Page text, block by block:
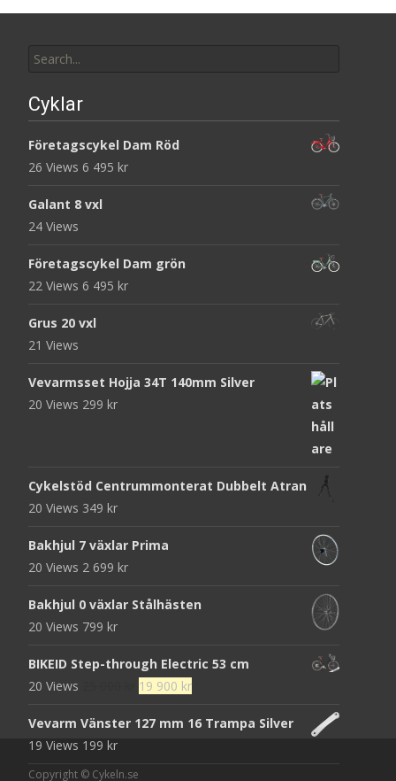
for:
Cyklar
Företagscykel Dam Röd
26 Views 6 495 kr
Galant 8 vxl
24 Views
Företagscykel Dam grön
22 Views 6 495 kr
Grus 20 vxl
21 Views
Vevarmsset Hojja 34T 140mm Silver
20 Views 299 kr
Cykelstöd Centrummonterat Dubbelt Atran
20 Views 349 kr
Bakhjul 7 växlar Prima
20 Views 2 699 kr
Bakhjul 0 växlar Stålhästen
20 Views 799 kr
BIKEID Step-through Electric 53 cm
20 Views
Det
priset
19 900 krDet
priset
Vevarm Vänster 127 mm 16 Trampa Silver
19 Views 199 kr
Copyright © Cykeln.se